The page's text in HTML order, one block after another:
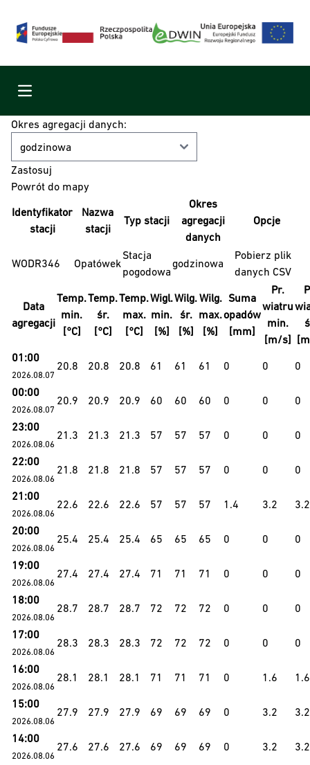
Menu
Okres agregacji danych:
Powrót do mapy
Identyfikator
stacji
Nazwa
stacji
Typ stacji
Okres
agregacji
danych
Opcje
WODR346 Opatówek
Stacja
pogodowa
godzinowa
Pobierz plik
danych CSV
Data
agregacji
Temp.
min.
[°C]
Temp.
śr.
[°C]
Temp.
max.
[°C]
Wigl.
min.
[%]
Wilg.
śr.
[%]
Wilg.
max.
[%]
Suma
opadów
[mm]
Pr.
wiatru
min.
[m/s]
01:00
2026.08.07
20.8 20.8 20.8 61 61 61 0 0 0
00:00
2026.08.07
20.9 20.9 20.9 60 60 60 0 0 0
23:00
2026.08.06
21.3 21.3 21.3 57 57 57 0 0 0
22:00
2026.08.06
21.8 21.8 21.8 57 57 57 0 0 0
21:00
2026.08.06
22.6 22.6 22.6 57 57 57 1.4 3.2 3.2
20:00
2026.08.06
25.4 25.4 25.4 65 65 65 0 0 0
19:00
2026.08.06
27.4 27.4 27.4 71 71 71 0 0 0
18:00
2026.08.06
28.7 28.7 28.7 72 72 72 0 0 0
17:00
2026.08.06
28.3 28.3 28.3 72 72 72 0 0 0
16:00
2026.08.06
28.1 28.1 28.1 71 71 71 0 1.6 1.6
15:00
2026.08.06
27.9 27.9 27.9 69 69 69 0 3.2 3.2
14:00
2026.08.06
27.6 27.6 27.6 69 69 69 0 3.2 3.2